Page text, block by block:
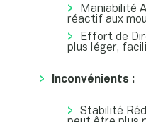
Maniabilité
réactif aux
Effort de
plus léger,
Inconvénients :
Stabilité